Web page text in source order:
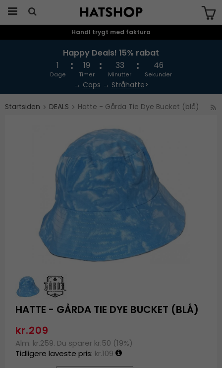
Produktet er blevet tilføjet til din
Handl trygt med faktura
Happy Deals! 15% rabat
1
Dage
19
Timer
33
Minutter
45
Sekunder
→ Caps → Stråhatte>
Startsiden DEALS Hatte - Gårda Tie Dye Bucket (blå)
HATTE - GÅRDA TIE DYE BUCKET (BLÅ)
kr.209
Alm. kr.259. Du sparer kr.50 (19%)
Tidligere laveste pris: kr.109